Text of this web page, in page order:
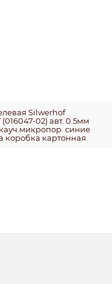
Silwerhof
(016047-02) авт. 0.5мм
синие
коробка картонная